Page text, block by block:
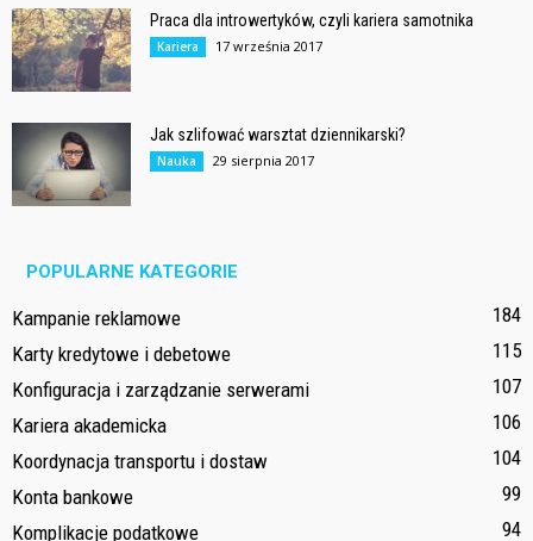
Praca dla introwertyków, czyli kariera samotnika
Kariera 17 września 2017
Jak szlifować warsztat dziennikarski?
Nauka 29 sierpnia 2017
POPULARNE KATEGORIE
Kampanie reklamowe
184
Karty kredytowe i debetowe
115
Konfiguracja i zarządzanie serwerami
107
Kariera akademicka
106
Koordynacja transportu i dostaw
104
Konta bankowe
99
Komplikacje podatkowe
94